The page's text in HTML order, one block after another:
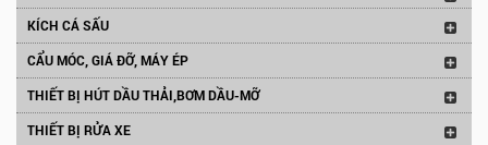
KÍCH CÁ SẤU
CẨU MÓC, GIÁ ĐỠ, MÁY ÉP
THIẾT BỊ HÚT DẦU THẢI,BƠM DẦU-MỠ
THIẾT BỊ RỬA XE